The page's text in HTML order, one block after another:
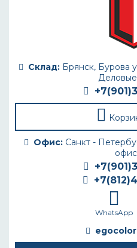
Склад:Брянск, Бурова
Офис:Санкт -
WhatsApp